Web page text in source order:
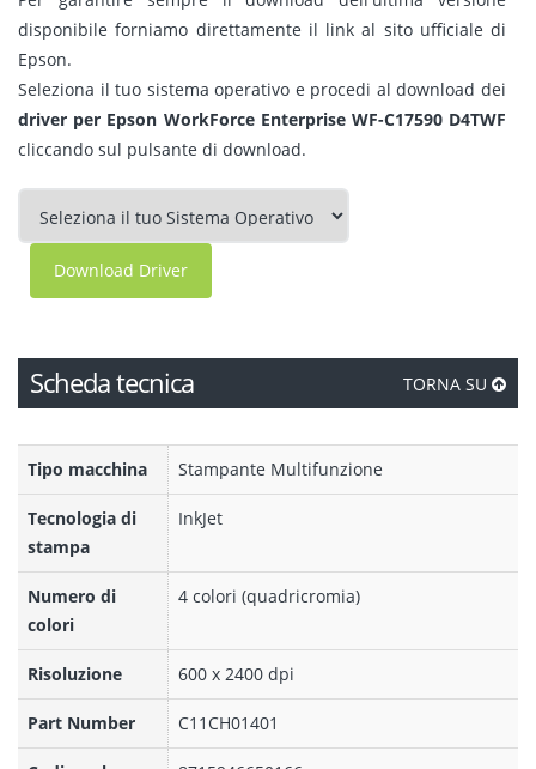
disponibile forniamo direttamente il link al sito ufficiale di
Epson.
Seleziona il tuo sistema operativo e procedi al download dei
driver per Epson WorkForce Enterprise WF-C17590 D4TWF
cliccando sul pulsante di download.
Download Driver
Scheda tecnica TORNA SU
Tipo macchina Stampante Multifunzione
Tecnologia di
stampa
InkJet
Numero di
colori
4 colori (quadricromia)
Risoluzione 600 x 2400 dpi
Part Number C11CH01401